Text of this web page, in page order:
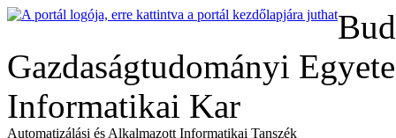
Gazdaságtudományi
Informatikai Kar
Automatizálási és Alkalmazott Informatikai Tanszék